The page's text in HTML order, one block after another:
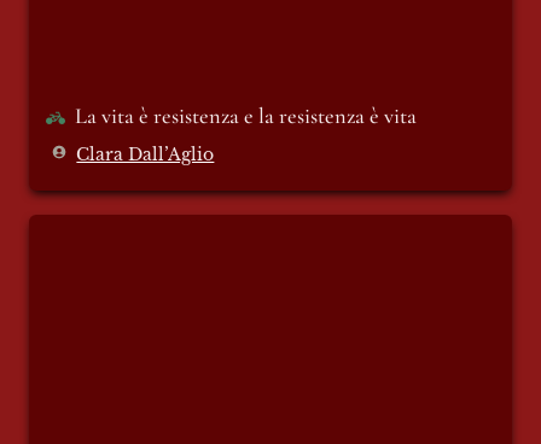
La vita è resistenza e la resistenza è vita
Clara Dall’Aglio
Lotta pop